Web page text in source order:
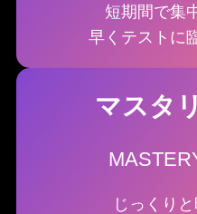
短期間で集
早くテストに
マスタ
じっくり